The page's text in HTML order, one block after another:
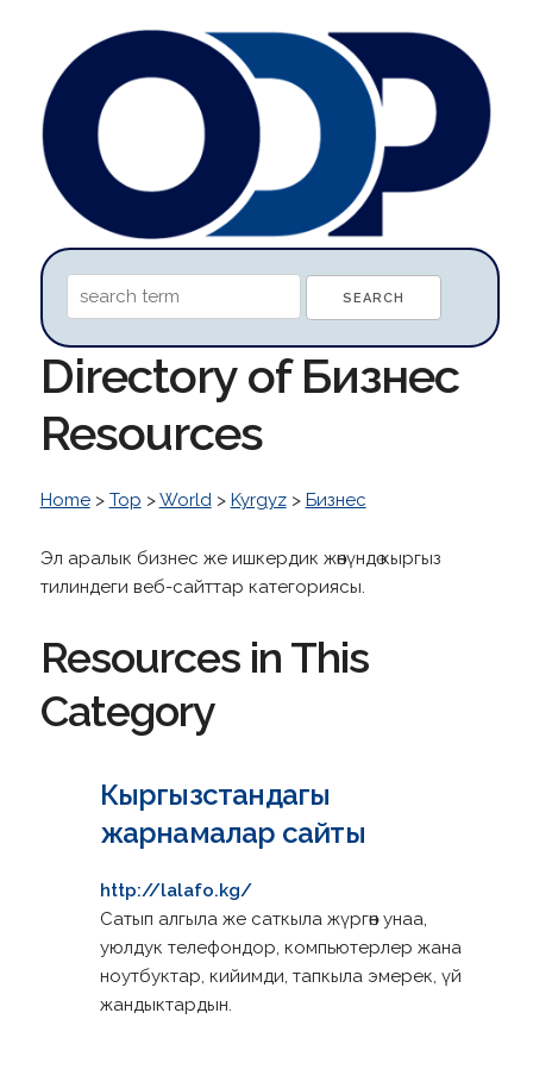
Directory of Бизнес
Resources
Home> Top >World> Kyrgyz> Бизнес
Эл аралык бизнес же ишкердик жөнүндө кыргыз
тилиндеги веб-сайттар категориясы.
Resources in This
Category
Кыргызстандагы
жарнамалар сайты
http://lalafo.kg/
Cатып алгыла же саткыла жүргөн унаа,
уюлдук телефондор, компьютерлер жана
ноутбуктар, кийимди, тапкыла эмерек, үй
жандыктардын.